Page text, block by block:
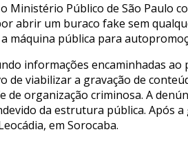
Ministério Público de São Paulo
abrir um buraco fake sem
máquina pública para
informações encaminhadas
viabilizar a gravação de
organização criminosa. A
da estrutura pública. Após a
em Sorocaba.